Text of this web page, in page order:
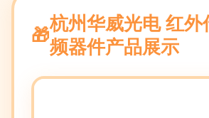
杭州华威光电 红外
频器件产品展示